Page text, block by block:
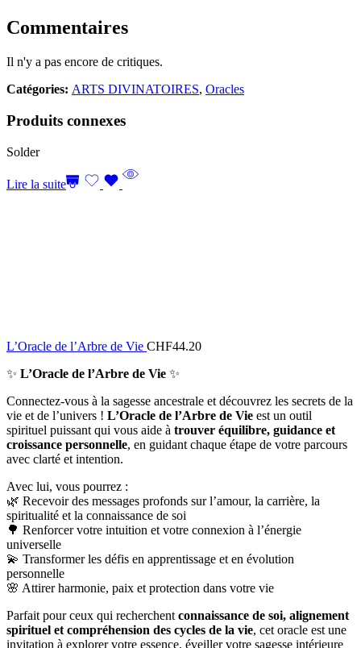
Commentaires
Il n'y a pas encore de critiques.
Catégories: ARTS DIVINATOIRES, Oracles
Produits connexes
Solder
Lire la suite
L’Oracle de l’Arbre de Vie CHF44.20
✨ L’Oracle de l’Arbre de Vie ✨
Connectez-vous à la sagesse ancestrale et découvrez les secrets de la
vie et de l’univers ! L’Oracle de l’Arbre de Vie est un outil
spirituel puissant qui vous aide à trouver équilibre, guidance et
croissance personnelle, en guidant chaque étape de votre parcours
avec clarté et intention.
Avec lui, vous pourrez :
🌿 Recevoir des messages profonds sur l’amour, la carrière, la
spiritualité et la connaissance de soi
🌳 Renforcer votre intuition et votre connexion à l’énergie
universelle
💫 Transformer les défis en apprentissage et en évolution
personnelle
🌸 Attirer harmonie, paix et protection dans votre vie
Parfait pour ceux qui recherchent connaissance de soi, alignement
spirituel et compréhension des cycles de la vie, cet oracle est une
invitation à explorer votre essence, éveiller votre sagesse intérieure